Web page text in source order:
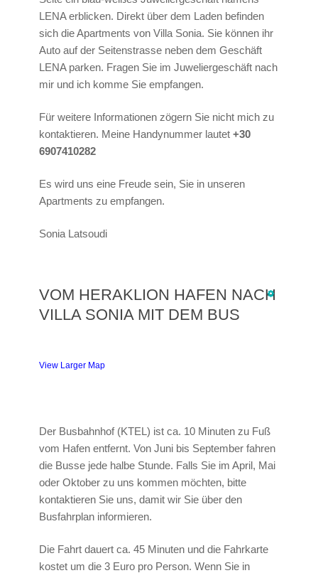
LENA erblicken. Direkt über dem Laden befinden
sich die Apartments von Villa Sonia. Sie können ihr
Auto auf der Seitenstrasse neben dem Geschäft
LENA parken. Fragen Sie im Juweliergeschäft nach
mir und ich komme Sie empfangen.
Für weitere Informationen zögern Sie nicht mich zu
kontaktieren. Meine Handynummer lautet +30
6907410282
Es wird uns eine Freude sein, Sie in unseren
Apartments zu empfangen.
Sonia Latsoudi
VOM HERAKLION HAFEN NACH
VILLA SONIA MIT DEM BUS
View Larger Map
Der Busbahnhof (KTEL) ist ca. 10 Minuten zu Fuß
vom Hafen entfernt. Von Juni bis September fahren
die Busse jede halbe Stunde. Falls Sie im April, Mai
oder Oktober zu uns kommen möchten, bitte
kontaktieren Sie uns, damit wir Sie über den
Busfahrplan informieren.
Die Fahrt dauert ca. 45 Minuten und die Fahrkarte
kostet um die 3 Euro pro Person. Wenn Sie in